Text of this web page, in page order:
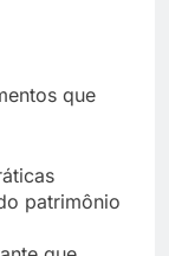
que
patrimônio